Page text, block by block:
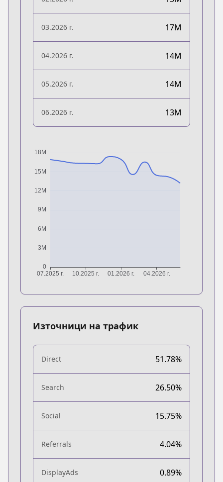
03.2026 г. 17M
04.2026 г. 14M
05.2026 г. 14M
06.2026 г. 13M
Източници на трафик
Direct 51.78%
Search 26.50%
Social 15.75%
Referrals 4.04%
DisplayAds 0.89%